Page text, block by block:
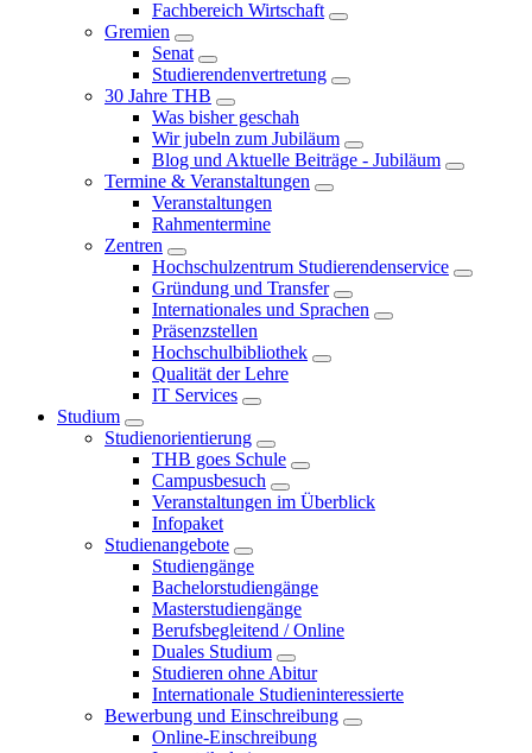
Fachbereich Wirtschaft
Gremien
Senat
Studierendenvertretung
30 Jahre THB
Was bisher geschah
Wir jubeln zum Jubiläum
Blog und Aktuelle Beiträge - Jubiläum
Termine & Veranstaltungen
Veranstaltungen
Rahmentermine
Zentren
Hochschulzentrum Studierendenservice
Gründung und Transfer
Internationales und Sprachen
Präsenzstellen
Hochschulbibliothek
Qualität der Lehre
IT Services
Studium
Studienorientierung
THB goes Schule
Campusbesuch
Veranstaltungen im Überblick
Infopaket
Studienangebote
Studiengänge
Bachelorstudiengänge
Masterstudiengänge
Berufsbegleitend / Online
Duales Studium
Studieren ohne Abitur
Internationale Studieninteressierte
Bewerbung und Einschreibung
Online-Einschreibung